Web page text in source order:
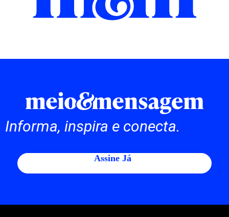
Informa, inspira e conecta.
Assine Já